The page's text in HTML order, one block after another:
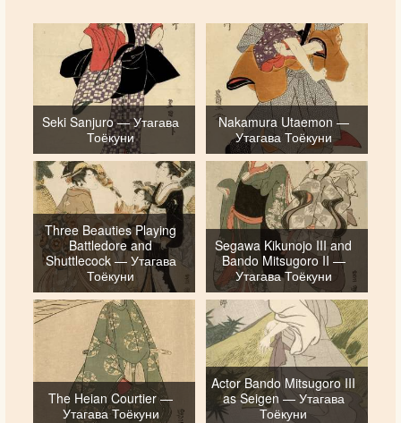
Seki Sanjuro — Утагава
Тоёкуни
Nakamura Utaemon —
Утагава Тоёкуни
Three Beauties Playing
Battledore and
Shuttlecock — Утагава
Тоёкуни
Segawa Kikunojo III and
Bando Mitsugoro II —
Утагава Тоёкуни
The Heian Courtier —
Утагава Тоёкуни
Actor Bando Mitsugoro III
as Seigen — Утагава
Тоёкуни